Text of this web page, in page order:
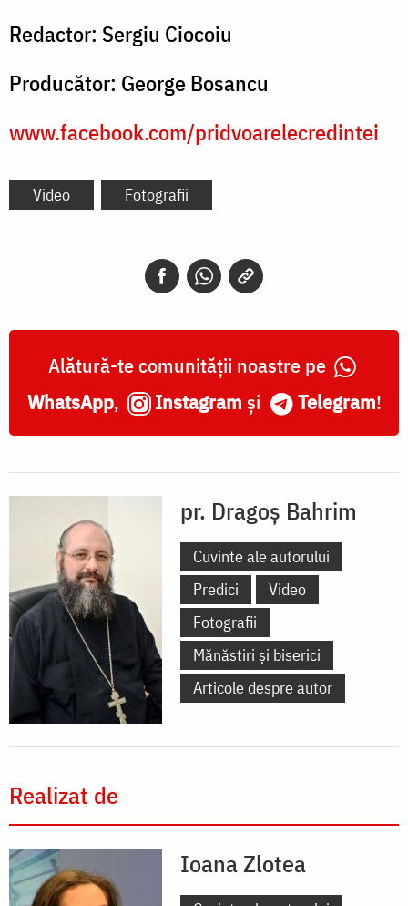
Redactor: Sergiu Ciocoiu
Producător: George Bosancu
www.facebook.com/pridvoarelecredintei
Video Fotografii
Alătură-te comunității noastre pe
WhatsApp, Instagram și Telegram!
pr. Dragoș Bahrim
Cuvinte ale autorului
Predici
Video
Fotografii
Mănăstiri și biserici
Articole despre autor
Realizat de
Ioana Zlotea